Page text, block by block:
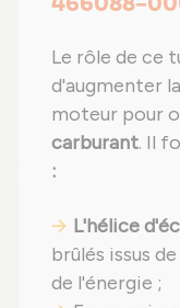
Le rôle de ce
d'augmenter
moteur pour
carburant. Il
:
L'hélice
brûlés issus
de l'énergie ;